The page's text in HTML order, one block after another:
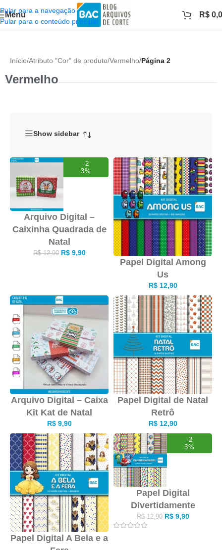
Pular para a navegação
Pular para o conteúdo principal
Menu R$
Início/Atributo "Cor" de produto/Vermelho/Página 2
Vermelho
Show sidebar
-2
3%
Arquivo Digital –
Caixinha Quadrada de
Natal
R$12,90 R$9,90
Papel Digital Among
Us
R$12,90
Arquivo Digital – Caixa
Kit Kat de Natal
R$9,90
Papel Digital de Natal
Retrô
R$12,90
Papel Digital A Bela e a
-2
3%
Papel Digital
Divertidamente
R$12,90 R$9,90